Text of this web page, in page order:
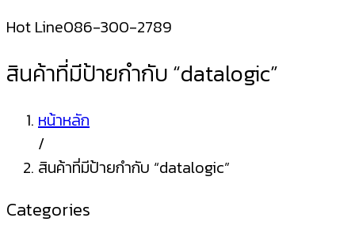
Hot Line086-300-2789
สินค้าที่มีป้ายกำกับ “datalogic”
หน้าหลัก
/
สินค้าที่มีป้ายกำกับ “datalogic”
Categories